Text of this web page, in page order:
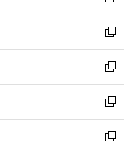
開
く
ウ
ィ
ン
ド
ウ
で
開
く
し
い
ウ
ィ
ン
ド
ウ
で
新
し
い
ウ
ィ
ン
ド
新
し
い
ウ
ィ
新
し
い
新